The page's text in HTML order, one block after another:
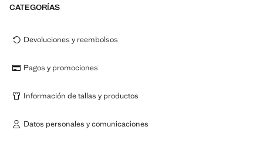
CATEGORÍAS
Devoluciones y reembolsos
Pagos y promociones
Información de tallas y productos
Datos personales y comunicaciones